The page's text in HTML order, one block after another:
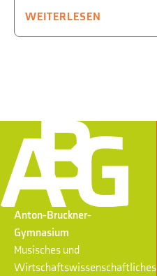
WEITERLESEN
Anton-Bruckner-
Gymnasium
Musisches und
Wirtschaftswissenschaftliches